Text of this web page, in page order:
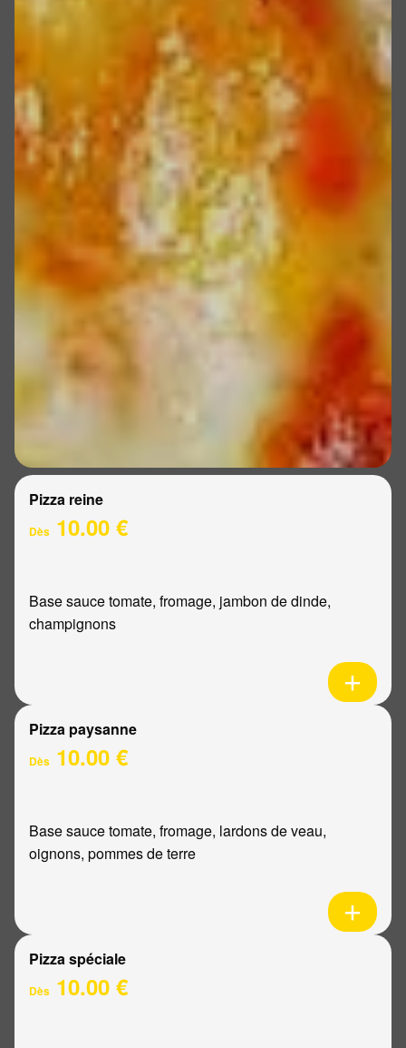
Pizza reine
Dès 10.00 €
Base sauce tomate, fromage, jambon de dinde,
champignons
Pizza paysanne
Dès 10.00 €
Base sauce tomate, fromage, lardons de veau,
oignons, pommes de terre
Pizza spéciale
Dès 10.00 €